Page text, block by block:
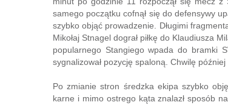
samego początku cofnął się do defensywy
szybko objąć prowadzenie. Długimi
Mikołaj Stnagel dograł piłkę do Klaudiusza
popularnego Stangiego wpada do bramki
sygnalizował pozycję spaloną. Chwilę
Po zmianie stron średzka ekipa szybko
karne i mimo ostrego kąta znalazł sposób